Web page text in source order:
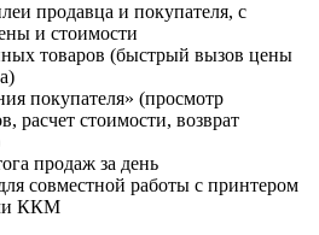
продавца и покупателя, с
и стоимости
товаров (быстрый вызов цены
покупателя» (просмотр
расчет стоимости, возврат
продаж за день
совместной работы с принтером
ККМ